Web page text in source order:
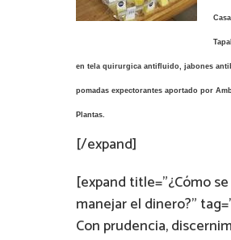
en tela quirurgica antifluido, jabones
pomadas expectorantes aportado por
Plantas.
[/expand]
[expand title=”¿Cómo
manejar el dinero?”
Con prudencia,